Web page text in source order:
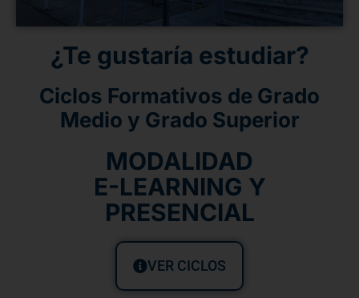
¿Te gustaría estudiar?
Ciclos Formativos de Grado
Medio y Grado Superior
MODALIDAD
E-LEARNING Y
PRESENCIAL
VER CICLOS